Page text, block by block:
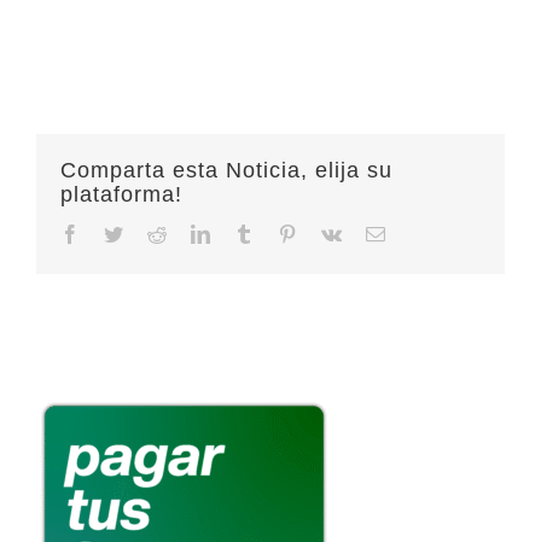
Comparta esta Noticia, elija su
plataforma!
Facebook
TwitterRedditLinkedInTumblr Pinterest
Vk Email